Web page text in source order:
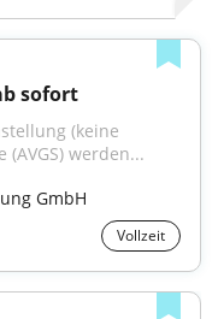
sofort
(keine
werden...
GmbH
Vollzeit